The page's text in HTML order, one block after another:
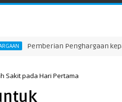
Pemberian Penghargaan kepada
Sakit pada Hari Pertama